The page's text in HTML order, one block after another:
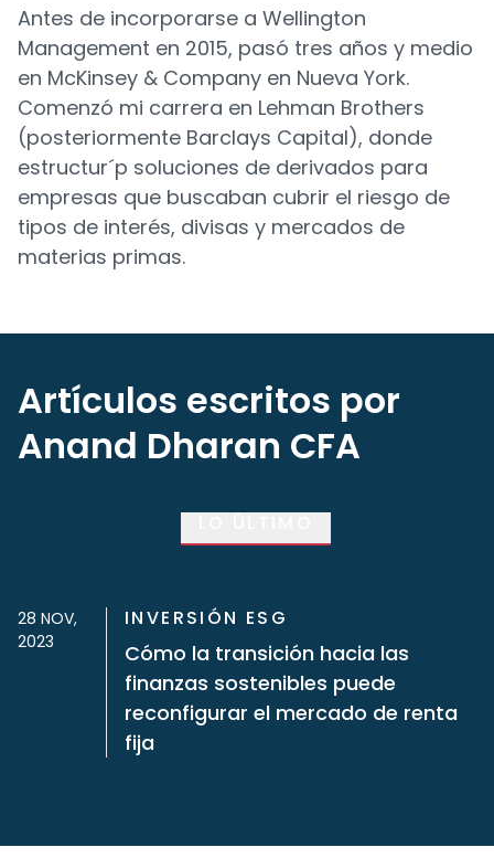
Antes de incorporarse a Wellington
Management en 2015, pasó tres años y medio
en McKinsey & Company en Nueva York.
Comenzó mi carrera en Lehman Brothers
(posteriormente Barclays Capital), donde
estructur´p soluciones de derivados para
empresas que buscaban cubrir el riesgo de
tipos de interés, divisas y mercados de
materias primas.
Artículos escritos por
Anand Dharan CFA
28 NOV,
2023
INVERSIÓN ESG
Cómo la transición hacia las
finanzas sostenibles puede
reconfigurar el mercado de renta
fija